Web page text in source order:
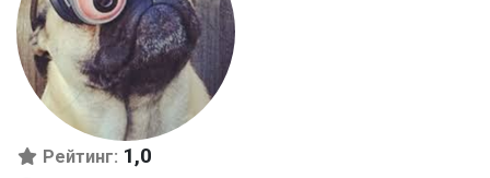
Рейтинг: 1,0